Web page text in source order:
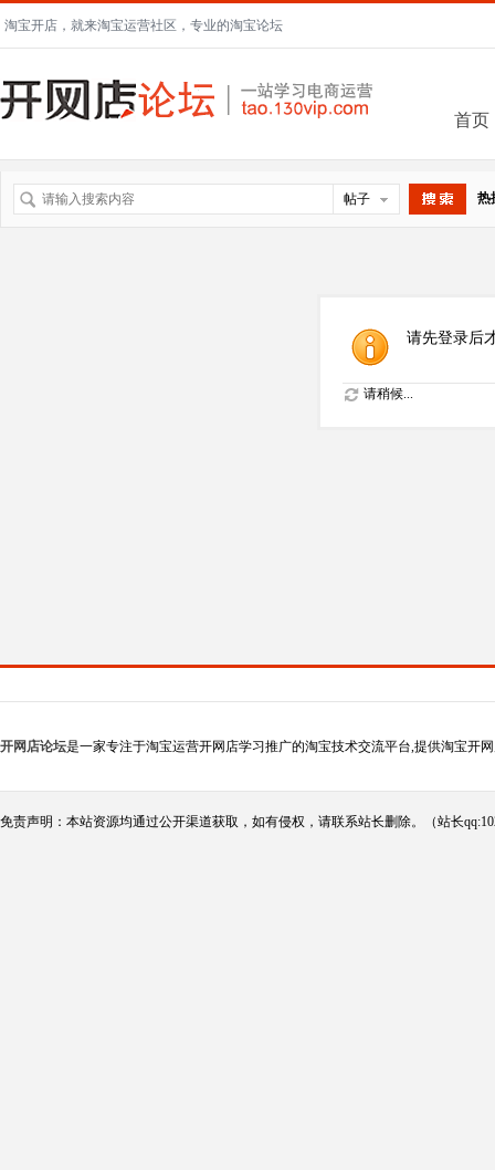
淘宝开店，就来淘宝运营社区，专业的淘宝论坛
首页
帖子 热
请先登录后
请稍候...
开网店论坛是一家专注于淘宝运营开网店学习推广的淘宝技术交流平台,提供淘宝开
免责声明：本站资源均通过公开渠道获取，如有侵权，请联系站长删除。（站长